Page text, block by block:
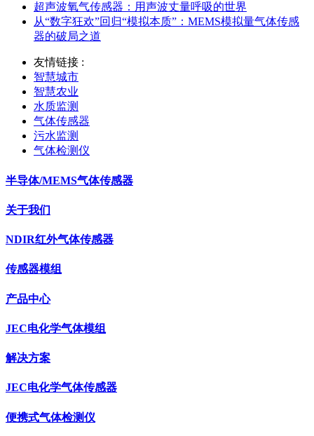
超声波氧气传感器：用声波丈量呼吸的世界
从“数字狂欢”回归“模拟本质”：MEMS模拟量气体传感
器的破局之道
友情链接 :
智慧城市
智慧农业
水质监测
气体传感器
污水监测
气体检测仪
半导体/MEMS气体传感器
关于我们
NDIR红外气体传感器
传感器模组
产品中心
JEC电化学气体模组
解决方案
JEC电化学气体传感器
便携式气体检测仪